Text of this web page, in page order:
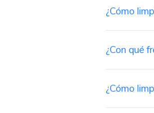
¿Cómo
¿Con qué
¿Cómo